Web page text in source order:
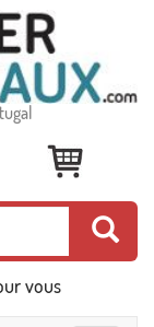
vous